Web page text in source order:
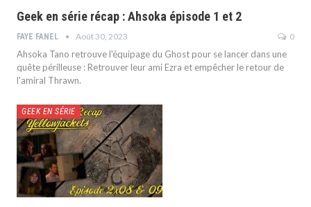
Geek en série récap : Ahsoka épisode 1 et 2
FAYE FANEL Août 30, 2023 0
Ahsoka Tano retrouve l'équipage du Ghost pour se lancer dans une
quête périlleuse : Retrouver leur ami Ezra et empêcher le retour de
l'amiral Thrawn.
GEEK EN SÉRIE